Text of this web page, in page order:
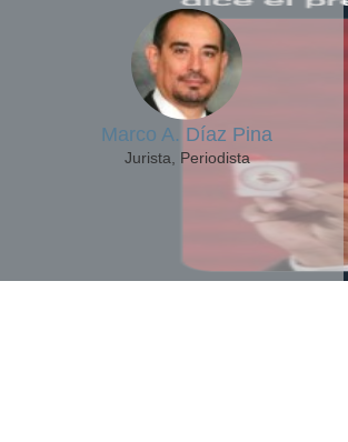
Marco A. Díaz Pina
Jurista, Periodista